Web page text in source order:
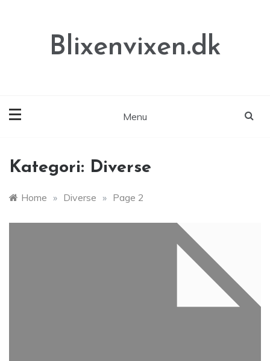
Blixenvixen.dk
Menu
Kategori: Diverse
Home » Diverse » Page 2